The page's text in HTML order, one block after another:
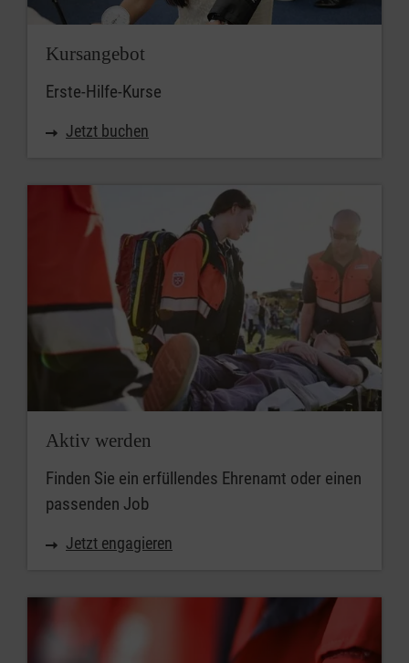
Kursangebot
Erste-Hilfe-Kurse
Jetzt buchen
Aktiv werden
Finden Sie ein erfüllendes Ehrenamt oder einen
passenden Job
Jetzt engagieren